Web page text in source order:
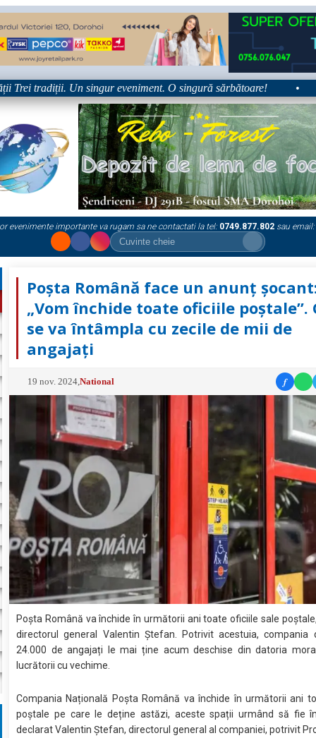
Un singur eveniment. O singură sărbătoare! •
evenimente importante va rugam sa ne contactati la tel: 0749.877.802 sau email:
Poșta Română face un anunț
„Vom închide toate oficiile poștale”.
se va întâmpla cu zecile de mii de
angajați
19 nov. 2024 ,National f
Poșta Română va închide în următorii ani toate oficiile sale
directorul general Valentin Ștefan. Potrivit acestuia,
24.000 de angajați le mai ține acum deschise din datoria
lucrătorii cu vechime.
Compania Națională Poșta Română va închide în următorii ani
poștale pe care le deține astăzi, aceste spații urmând să fie
declarat Valentin Ștefan, directorul general al companiei, potrivit